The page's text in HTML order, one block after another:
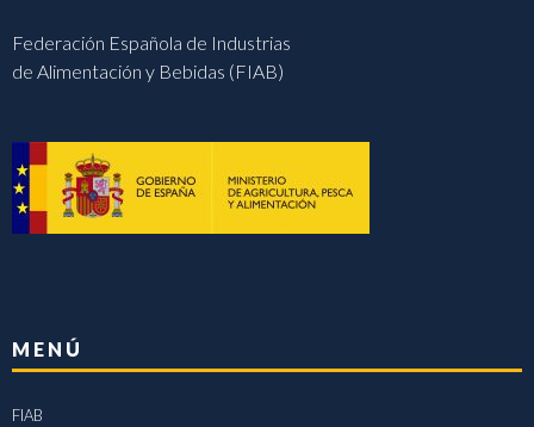
Federación Española de Industrias
de Alimentación y Bebidas (FIAB)
MENÚ
FIAB